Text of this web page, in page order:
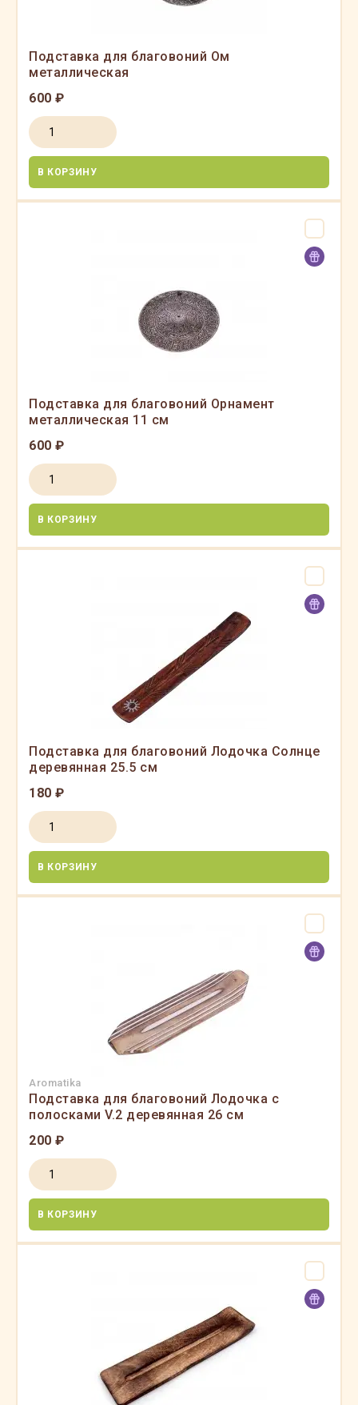
Подставка для благовоний Ом
металлическая
600 ₽
В КОРЗИНУ
Подставка для благовоний Орнамент
металлическая 11 см
600 ₽
В КОРЗИНУ
Подставка для благовоний Лодочка Солнце
деревянная 25.5 см
180 ₽
В КОРЗИНУ
Aromatika
Подставка для благовоний Лодочка с
полосками V.2 деревянная 26 см
200 ₽
В КОРЗИНУ